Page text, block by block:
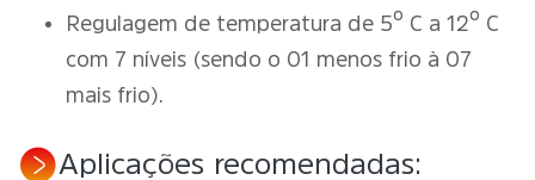
Regulagem de temperatura de 5º C a 12º C
com 7 níveis (sendo o 01 menos frio à 07
mais frio).
Aplicações recomendadas: